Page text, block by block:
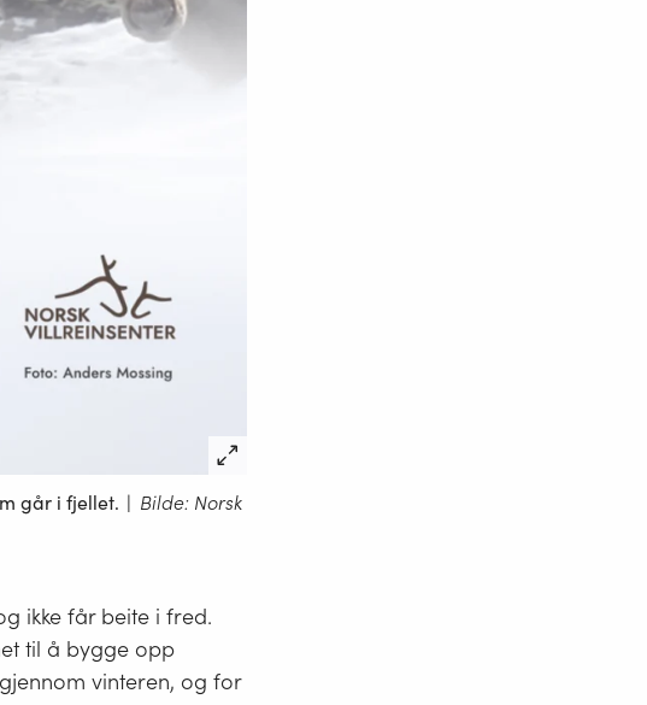
går i fjellet. | Bilde: Norsk
ikke får beite i fred.
til å bygge opp
vinteren, og for